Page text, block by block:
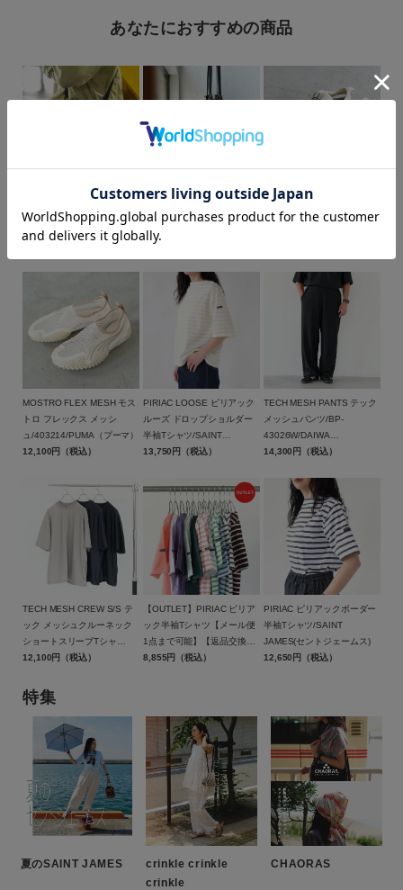
～
商品タイプ
予約商品
セール価格 WEB限定
在庫あり 在庫なし含む
あなたにおすすめの商品
【BINGOYA別注】
DRAWSTRING BAG ドロー
ストリング 巾着バッ
Bagjack(バイシクロン バイ
【BINGOYA別注】
DRAWSTRING BAG -
BROWN- ドローストリング
巾着バッグ ブラウン/BCL-
95BGY-BR/BAICYCLON by
Bagjack(バイシクロン バイ
バッグジャック)【メール便1
6,380円（税込）
【SALE 20％OFF】XA PRO
3D AMPHIB/SALOMON（サ
MOSTRO FLEX MESH モス
トロ フレックス メッシ
ュ/403214/PUMA（プーマ）
12,100円（税込）
PIRIAC LOOSE ピリアック
ルーズ ドロップショルダー
半袖Tシャツ/SAINT
JAMES(セントジェームス)
13,750円（税込）
TECH MESH PANTS テック
メッシュパンツ/BP-
43026W/DAIWA
PIER39（ダイワ ピア39）
14,300円（税込）
TECH MESH CREW S/S テ
ック メッシュクルーネック
ショートスリーブTシャ
ツ/BE-40026W/DAIWA
12,100円（税込）
【OUTLET】PIRIAC ピリア
ック半袖Tシャツ【メール便
1点まで可能】【返品交換不
可】/SAINT JAMES（セント
8,855円（税込）
PIRIAC ピリアックボーダー
半袖Tシャツ/SAINT
JAMES(セントジェームス)
12,650円（税込）
特集
夏のSAINT JAMES
crinkle crinkle
crinkle
CHAORAS